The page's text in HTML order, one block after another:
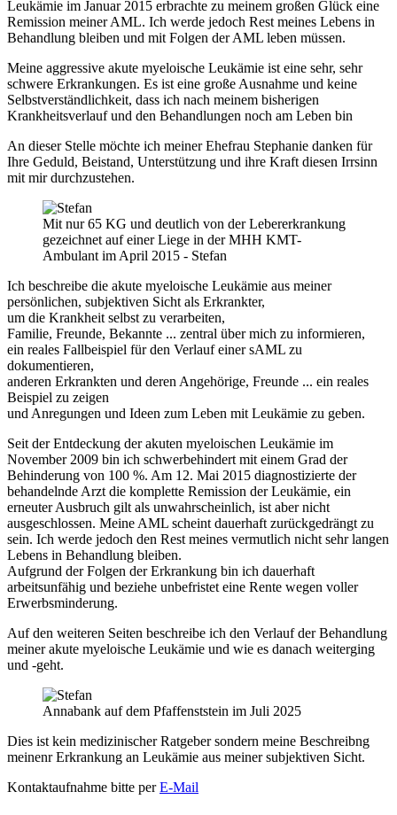
Leukämie im Januar 2015 erbrachte zu meinem großen Glück eine
Remission meiner AML. Ich werde jedoch Rest meines Lebens in
Behandlung bleiben und mit Folgen der AML leben müssen.
Meine aggressive akute myeloische Leukämie ist eine sehr, sehr
schwere Erkrankungen. Es ist eine große Ausnahme und keine
Selbstverständlichkeit, dass ich nach meinem bisherigen
Krankheitsverlauf und den Behandlungen noch am Leben bin
An dieser Stelle möchte ich meiner Ehefrau Stephanie danken für
Ihre Geduld, Beistand, Unterstützung und ihre Kraft diesen Irrsinn
mit mir durchzustehen.
Mit nur 65 KG und deutlich von der Lebererkrankung
gezeichnet auf einer Liege in der MHH KMT-
Ambulant im April 2015 - Stefan
Ich beschreibe die akute myeloische Leukämie aus meiner
persönlichen, subjektiven Sicht als Erkrankter,
um die Krankheit selbst zu verarbeiten,
Familie, Freunde, Bekannte ... zentral über mich zu informieren,
ein reales Fallbeispiel für den Verlauf einer sAML zu
dokumentieren,
anderen Erkrankten und deren Angehörige, Freunde ... ein reales
Beispiel zu zeigen
und Anregungen und Ideen zum Leben mit Leukämie zu geben.
Seit der Entdeckung der akuten myeloischen Leukämie im
November 2009 bin ich schwerbehindert mit einem Grad der
Behinderung von 100 %. Am 12. Mai 2015 diagnostizierte der
behandelnde Arzt die komplette Remission der Leukämie, ein
erneuter Ausbruch gilt als unwahrscheinlich, ist aber nicht
ausgeschlossen. Meine AML scheint dauerhaft zurückgedrängt zu
sein. Ich werde jedoch den Rest meines vermutlich nicht sehr langen
Lebens in Behandlung bleiben.
Aufgrund der Folgen der Erkrankung bin ich dauerhaft
arbeitsunfähig und beziehe unbefristet eine Rente wegen voller
Erwerbsminderung.
Auf den weiteren Seiten beschreibe ich den Verlauf der Behandlung
meiner akute myeloische Leukämie und wie es danach weiterging
und -geht.
Annabank auf dem Pfaffenststein im Juli 2025
Dies ist kein medizinischer Ratgeber sondern meine Beschreibng
meinenr Erkrankung an Leukämie aus meiner subjektiven Sicht.
Kontaktaufnahme bitte perE-Mail